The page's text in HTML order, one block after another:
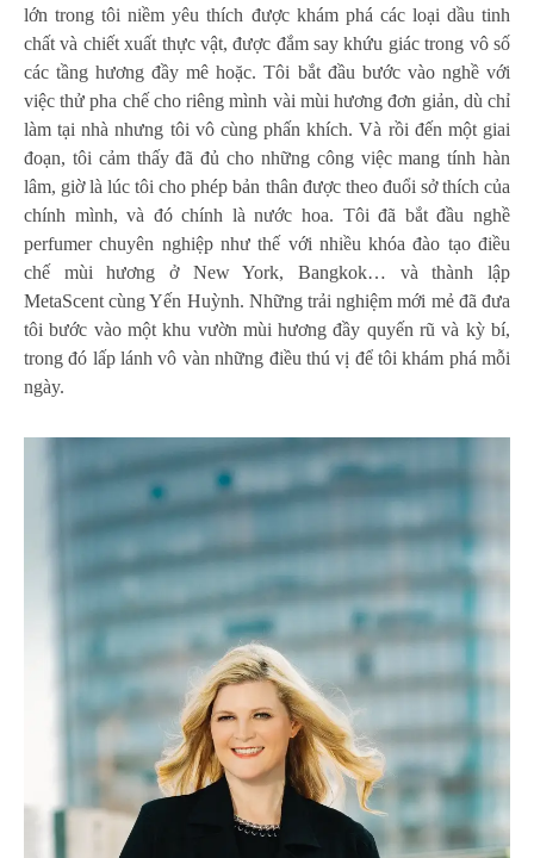
lớn trong tôi niềm yêu thích được khám phá các loại dầu tinh
chất và chiết xuất thực vật, được đắm say khứu giác trong vô số
các tầng hương đầy mê hoặc. Tôi bắt đầu bước vào nghề với
việc thử pha chế cho riêng mình vài mùi hương đơn giản, dù chỉ
làm tại nhà nhưng tôi vô cùng phấn khích. Và rồi đến một giai
đoạn, tôi cảm thấy đã đủ cho những công việc mang tính hàn
lâm, giờ là lúc tôi cho phép bản thân được theo đuổi sở thích của
chính mình, và đó chính là nước hoa. Tôi đã bắt đầu nghề
perfumer chuyên nghiệp như thế với nhiều khóa đào tạo điều
chế mùi hương ở New York, Bangkok… và thành lập
MetaScent cùng Yến Huỳnh. Những trải nghiệm mới mẻ đã đưa
tôi bước vào một khu vườn mùi hương đầy quyến rũ và kỳ bí,
trong đó lấp lánh vô vàn những điều thú vị để tôi khám phá mỗi
ngày.